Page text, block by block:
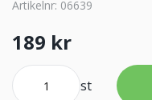
Artikelnr: 06639
189 kr
st